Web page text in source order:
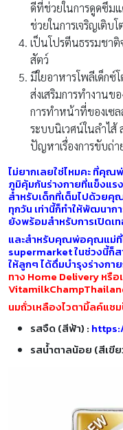
ดีที่ช่วยในการดูดซึม
ช่วยในการเจริญเติบ
เป็นโปรตีนธรรมชาติ
สัตว์
มีใยอาหารโพลีเด็ก
ส่งเสริมการทำงานข
การทำหน้าที่ของเซ
ระบบนิเวศน์ในลำไ
ปัญหาเรื่องการขับถ่า
ไม่ยากเลยใช่ไหมคะ ที่คุ
ภูมิคุ้มกันร่างกายที่แข็งแร
สำหรับเด็กที่เต็มไปด้วยคุ
ทุกวัน เท่านี้ก็ทำให้พัฒนาก
ยังพร้อมสำหรับการเปิดเ
และสำหรับคุณพ่อคุณแม่ที่
supermarket ในช่วงนี้ก็
ให้ลูกๆ ได้ดื่มบำรุงร่างก
ทาง Home Deliveryหรือ
นมถั่วเหลืองไวตามิ้ลค์แช
รสจืด (สีฟ้า) :
รสน้ำตาลน้อย (สีเขี